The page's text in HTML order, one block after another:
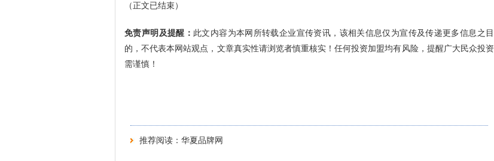
（正文已结束）
免责声明及提醒： 此文内容为本网所转载企业宣传资讯，该相关信息仅为宣传及传递更多信息之目
的，不代表本网站观点，文章真实性请浏览者慎重核实！任何投资加盟均有风险，提醒广大民众投资
需谨慎！
推荐阅读： 华夏品牌网